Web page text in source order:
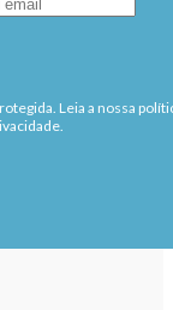
Leia a nossa